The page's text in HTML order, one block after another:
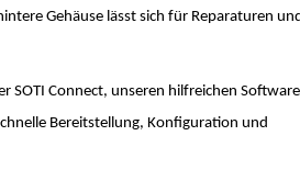
Gehäuse lässt sich für Reparaturen
SOTI Connect, unseren hilfreichen
Bereitstellung, Konfiguration und